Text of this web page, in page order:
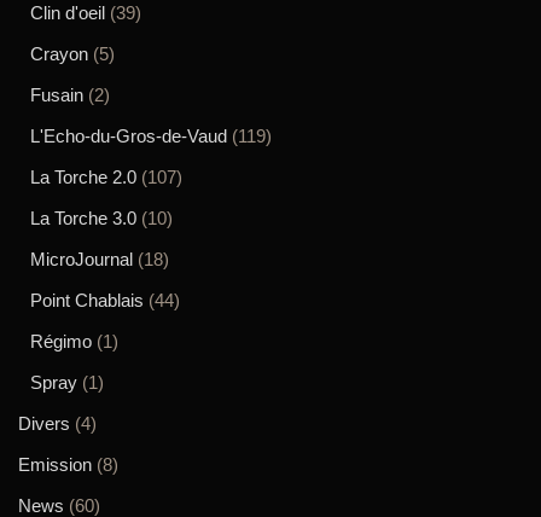
Clin d'oeil (39)
Crayon (5)
Fusain (2)
L'Echo-du-Gros-de-Vaud (119)
La Torche 2.0 (107)
La Torche 3.0 (10)
MicroJournal (18)
Point Chablais (44)
Régimo (1)
Spray (1)
Divers (4)
Emission (8)
News (60)